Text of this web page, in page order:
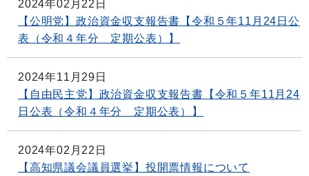
2024年02月22日
【公明党】政治資金収支報告書【令和５年11月24日公
表（令和４年分 定期公表）】
2024年11月29日
【自由民主党】政治資金収支報告書【令和５年11月24
日公表（令和４年分 定期公表）】
2024年02月22日
【高知県議会議員選挙】投開票情報について